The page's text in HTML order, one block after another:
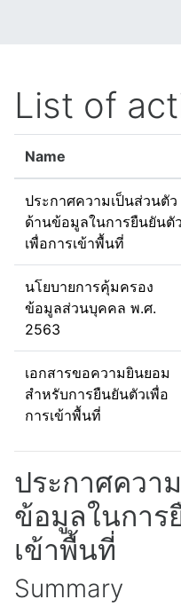
List of
Name
ประกาศความเป็นส่วนตัว
ด้านข้อมูลในการยืนยันตัว
เพื่อการเข้าพื้นที่
นโยบายการคุ้มครอง
ข้อมูลส่วนบุคคล พ.ศ.
2563
เอกสารขอความยินยอม
สำหรับการยืนยันตัวเพื่อ
การเข้าพื้นที่
ประกาศควา
ข้อมูลในการ
เข้าพื้นที่
Summary